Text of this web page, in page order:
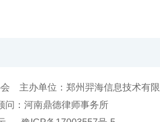
主办单位：郑州羿海信息技术有限
：河南鼎德律师事务所